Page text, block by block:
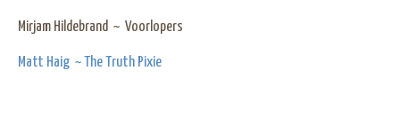
Mirjam Hildebrand ~ Voorlopers
Matt Haig ~ The Truth Pixie